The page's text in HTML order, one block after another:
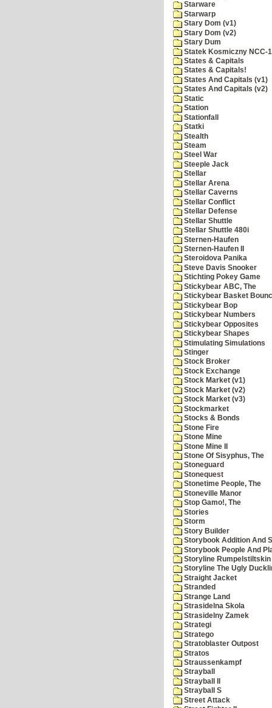
Starware
Starwarp
Stary Dom (v1)
Stary Dom (v2)
Stary Dum
Statek Kosmiczny NCC-
States & Capitals
States & Capitals!
States And Capitals (v1)
States And Capitals (v2)
Static
Station
Stationfall
Statki
Stealth
Steam
Steel War
Steeple Jack
Stellar
Stellar Arena
Stellar Caverns
Stellar Conflict
Stellar Defense
Stellar Shuttle
Stellar Shuttle 480i
Sternen-Haufen
Sternen-Haufen II
Steroidova Panika
Steve Davis Snooker
Stichting Pokey Game
Stickybear ABC, The
Stickybear Basket
Stickybear Bop
Stickybear Numbers
Stickybear Opposites
Stickybear Shapes
Stimulating Simulations
Stinger
Stock Broker
Stock Exchange
Stock Market (v1)
Stock Market (v2)
Stock Market (v3)
Stockmarket
Stocks & Bonds
Stone Fire
Stone Mine
Stone Mine II
Stone Of Sisyphus, The
Stoneguard
Stonequest
Stonetime People, The
Stoneville Manor
Stop Gamo!, The
Stories
Storm
Story Builder
Storybook Addition And
Storybook People And
Storyline Rumpelstiltskin
Storyline The Ugly
Straight Jacket
Stranded
Strange Land
Strasidelna Skola
Strasidelny Zamek
Strategi
Stratego
Stratoblaster Outpost
Stratos
Straussenkampf
Strayball
Strayball II
Strayball S
Street Attack